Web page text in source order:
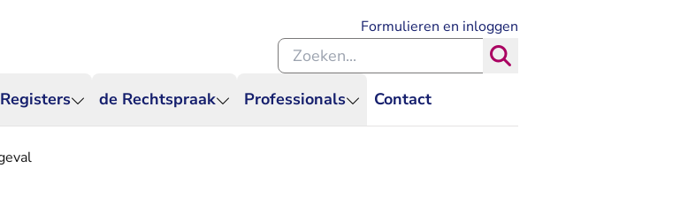
Registers de Rechtspraak Professionals Contact
Formulieren en inloggen
Zoeken binnen de Rechtspraak